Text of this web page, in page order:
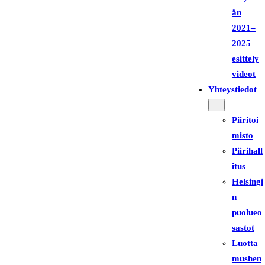
än
2021–
2025
esittely
videot
Yhteystiedot
Piiritoi
misto
Piirihall
itus
Helsingi
n
puolueo
sastot
Luotta
mushen